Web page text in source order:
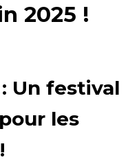
2025 !
Un festival
les